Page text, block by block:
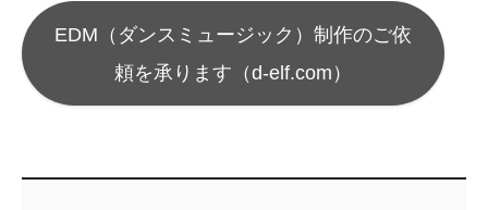
EDM（ダンスミュージック）制作のご依
頼を承ります（d-elf.com）